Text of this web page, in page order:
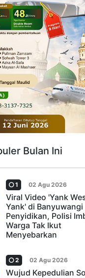
Bulan Ini
1 02 Agu 2026
Viral Video 'Yank
Yank' di Banyuwangi
Penyidikan, Polisi
Warga Tak Ikut
Menyebarkan
2 02 Agu 2026
Wujud Kepedulian